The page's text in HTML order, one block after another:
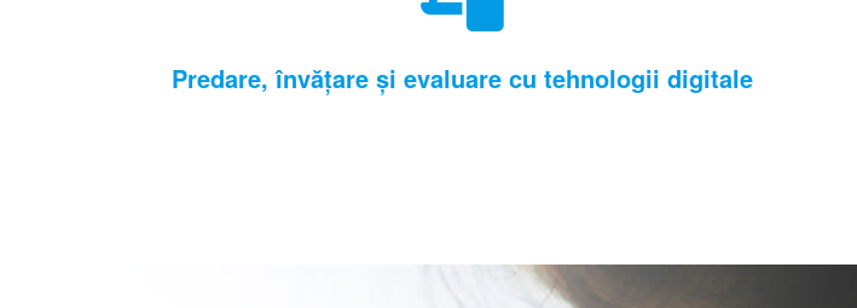
Predare, învățare și evaluare cu tehnologii digitale